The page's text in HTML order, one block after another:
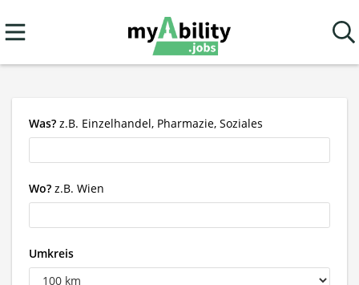
Was? z.B. Einzelhandel, Pharmazie, Soziales
Wo? z.B. Wien
Umkreis